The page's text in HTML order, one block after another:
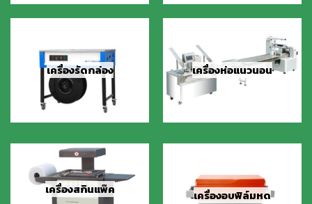
เครื่องรัดกล่อง เครื่องห่อแนวนอน
เครื่องสกินแพ๊ค เครื่องอบฟิล์มหด